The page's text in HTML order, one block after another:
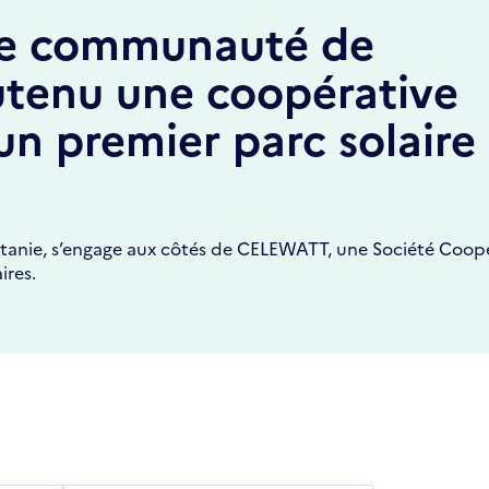
communauté de
une coopérative
premier parc solaire
s’engage aux côtés de CELEWATT, une Société